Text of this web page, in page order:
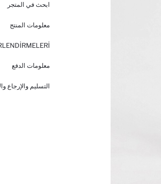
ابحث في المتجر
معلومات المنتج
معلومات الدفع
التسليم والإرجاع